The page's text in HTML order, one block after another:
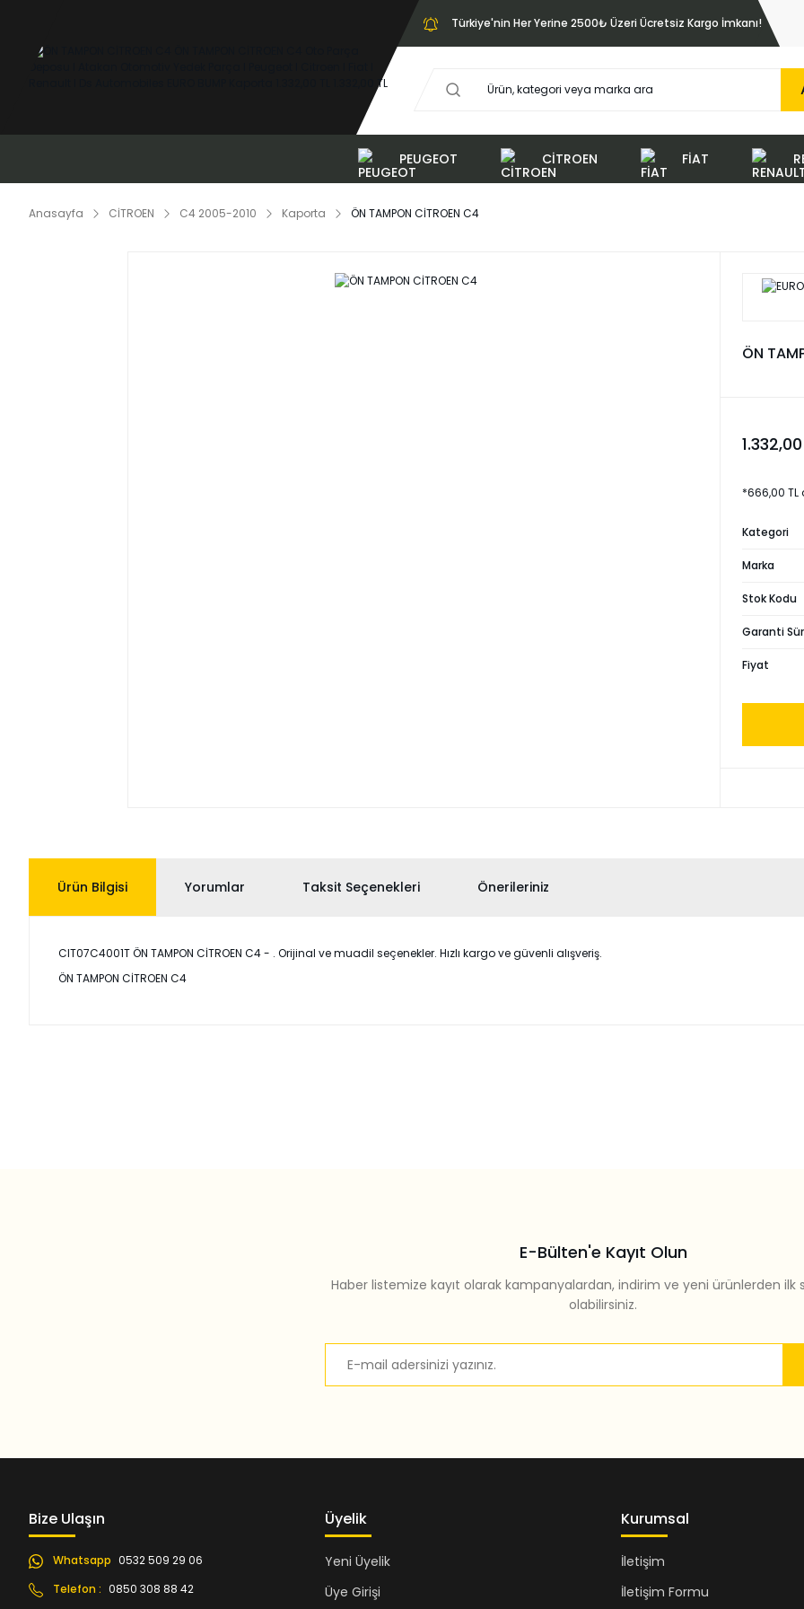
Türkiye'nin Her Yerine 2500₺ Üzeri Ücretsiz Kargo İmkanı!
PEUGEOT CİTROEN FİAT
Anasayfa CİTROEN C4 2005-2010 Kaporta ÖN TAMPON CİTROEN C4
ÖN
*666,00
Kategori
Marka
Stok Kodu
Garanti
Fiyat
Ürün Bilgisi Yorumlar Taksit Seçenekleri Önerileriniz
CIT07C4001T ÖN TAMPON CİTROEN C4 - . Orijinal ve muadil seçenekler. Hızlı kargo ve güvenli alışveriş.
ÖN TAMPON CİTROEN C4
Gönder
E-Bülten'e Kayıt Olun
Haber listemize kayıt olarak kampanyalardan, indirim ve yeni ürünlerden ilk
olabilirsiniz.
Bize Ulaşın
Whatsapp 0532 509 29 06
Telefon : 0850 308 88 42
Üyelik
Yeni Üyelik
Üye Girişi
Kurumsal
İletişim
İletişim Formu